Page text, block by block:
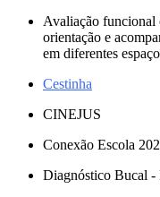
Avaliação funcional
orientação e
em diferentes
Cestinha
CINEJUS
Conexão Escola
Diagnóstico Bucal -